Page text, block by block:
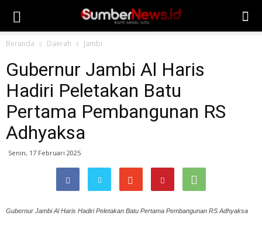
Beranda Daerah Jambi
Gubernur Jambi Al Haris
Hadiri Peletakan Batu
Pertama Pembangunan RS
Adhyaksa
Senin, 17 Februari 2025
Gubernur Jambi Al Haris Hadiri Peletakan Batu Pertama Pembangunan RS Adhyaksa